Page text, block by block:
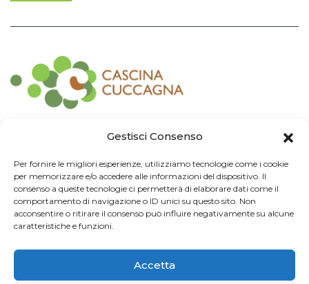
Gestisci Consenso
Per fornire le migliori esperienze, utilizziamo tecnologie come i cookie
per memorizzare e/o accedere alle informazioni del dispositivo. Il
consenso a queste tecnologie ci permetterà di elaborare dati come il
comportamento di navigazione o ID unici su questo sito. Non
acconsentire o ritirare il consenso può influire negativamente su alcune
caratteristiche e funzioni.
Accetta
Impresa Sociale
Via Cuccagna 2/4 - 20135 Milano - tel. 02.83421007
CF97426130155 -P. IVA06232010964 -REA MI-2522352 -RUNTS25837
21/03/2022
cuccagna@arubapec.it - info@cuccagna.org
Info Legali